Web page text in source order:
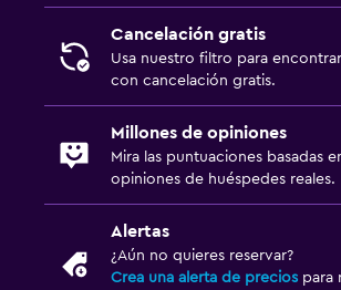
Cancelación gratis
Usa nuestro filtro para
con cancelación gratis.
Millones de opiniones
Mira las puntuaciones basadas
opiniones de huéspedes reales.
Alertas
¿Aún no quieres reservar?
Crea una alerta de precios para